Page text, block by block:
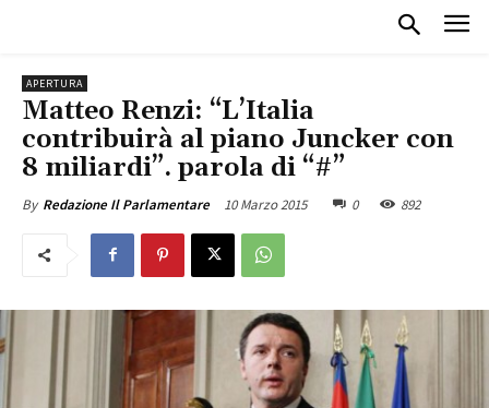
APERTURA
Matteo Renzi: “L’Italia
contribuirà al piano Juncker con
8 miliardi”. parola di “#”
By Redazione Il Parlamentare 10 Marzo 2015 0 892